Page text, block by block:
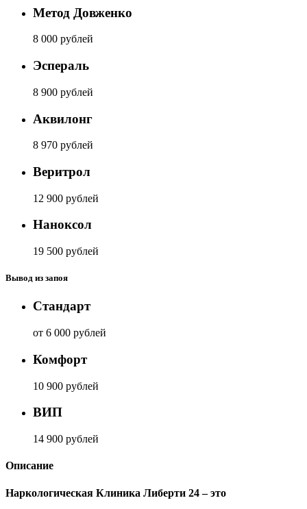
Метод Довженко
8 000 рублей
Эспераль
8 900 рублей
Аквилонг
8 970 рублей
Веритрол
12 900 рублей
Наноксол
19 500 рублей
Вывод из запоя
Стандарт
от 6 000 рублей
Комфорт
10 900 рублей
ВИП
14 900 рублей
Описание
Наркологическая Клиника Либерти 24 – это